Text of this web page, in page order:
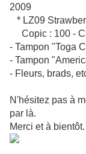
2009
* LZ09
Copic : 100 -
- Tampon "Toga
- Tampon
- Fleurs, brads,
N'hésitez pas à
par là.
Merci et à bientôt.